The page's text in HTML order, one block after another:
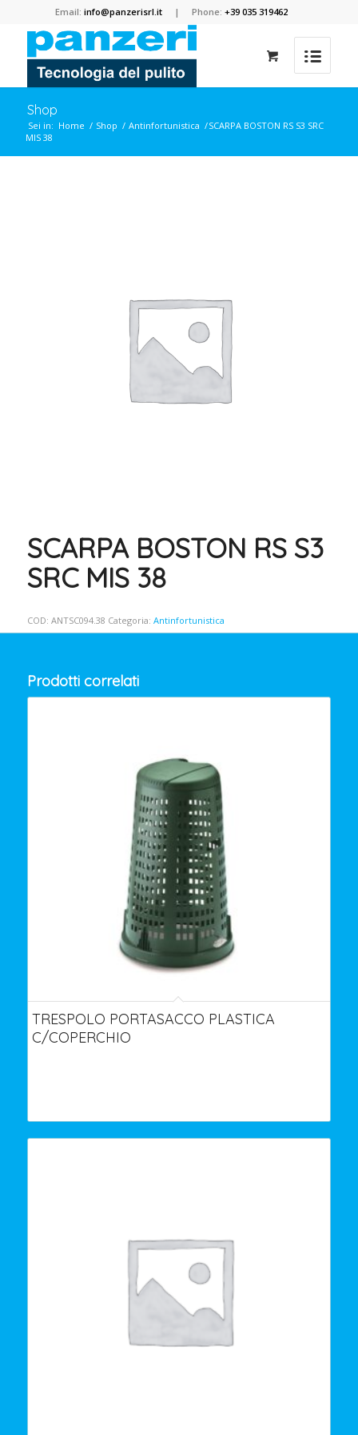
Email:info@panzerisrl.it | Phone:+39 035 319462
Shop
Sei in: Home / Shop / Antinfortunistica /SCARPA BOSTON RS S3 SRC
MIS 38
SCARPA BOSTON RS S3
SRC MIS 38
COD: ANTSC094.38 Categoria: Antinfortunistica
Prodotti correlati
TRESPOLO PORTASACCO PLASTICA
C/COPERCHIO